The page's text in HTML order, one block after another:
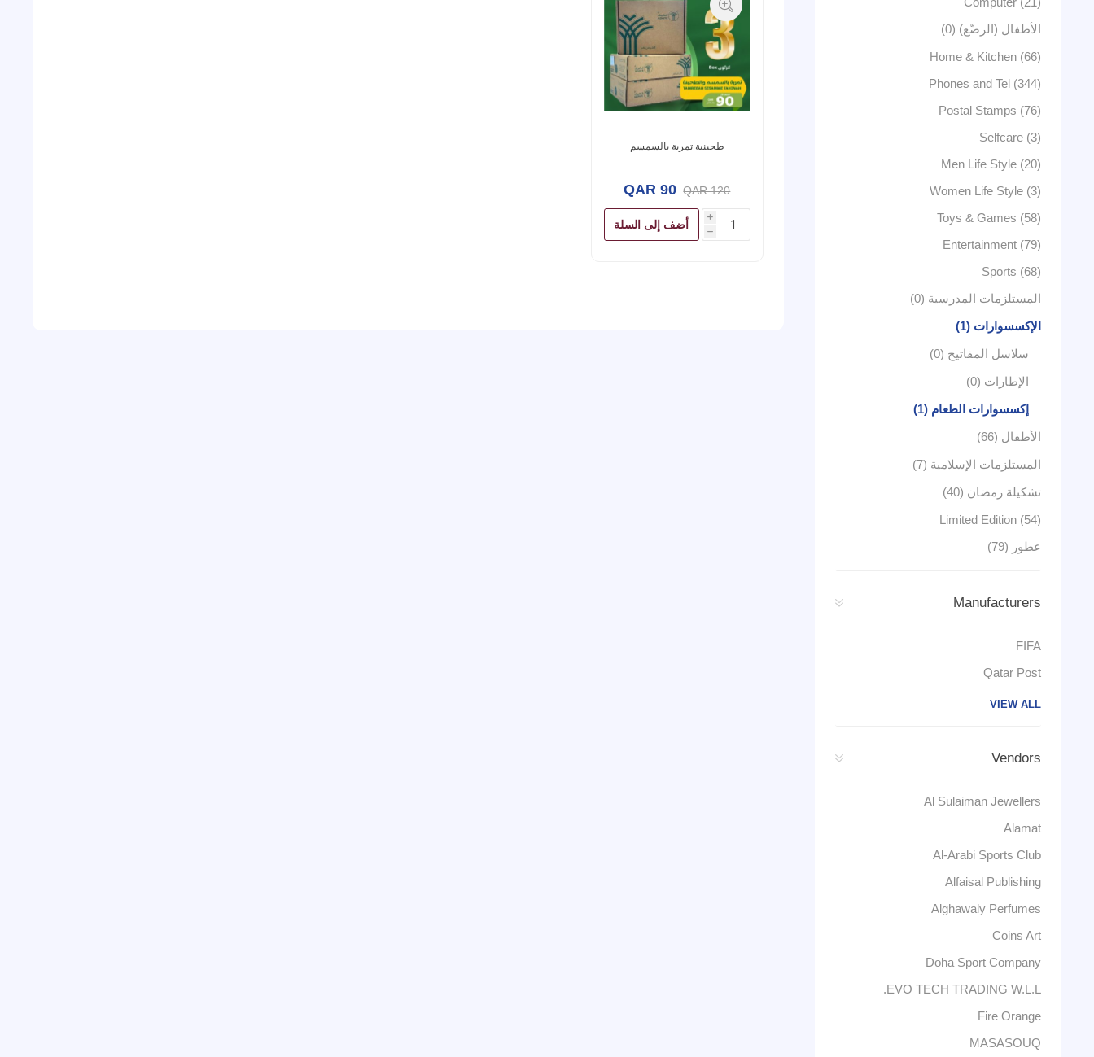
طحينية تمرية بالسمسم
QAR 120
QAR 90
i
h
أضف إلى السلة
الأطفال (الرضّع) (0)
Home & Kitchen (66)
Phones and Tel (344)
Postal Stamps (76)
Selfcare (3)
Men Life Style (20)
Women Life Style (3)
Toys & Games (58)
Entertainment (79)
Sports (68)
المستلزمات المدرسية (0)
الإكسسوارات (1)
سلاسل المفاتيح (0)
الإطارات (0)
إكسسوارات الطعام (1)
الأطفال (66)
المستلزمات الإسلامية (7)
تشكيلة رمضان (40)
Limited Edition (54)
عطور (79)
Manufacturers
FIFA
Qatar Post
VIEW ALL
Vendors
Al Sulaiman Jewellers
Alamat
Al-Arabi Sports Club
Alfaisal Publishing
Alghawaly Perfumes
Coins Art
Doha Sport Company
EVO TECH TRADING W.L.L.
Fire Orange
MASASOUQ